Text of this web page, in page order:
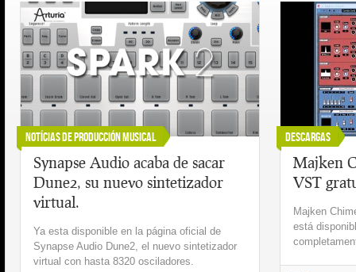
Korg lanza SDD-3000, el nuevo
pedal de delay.
Tutorial de CLA Effects, aprende a
Notícias de Producción Musical
Synapse Audio acaba de sacar
Dune2, su nuevo sintetizador
virtual.
Ya esta disponible en la página oficial de
Synapse Audio Dune2, el nuevo sintetizador
virtual con hasta 8320 osciladores.
Descargas
Majken
VST
Majken
está